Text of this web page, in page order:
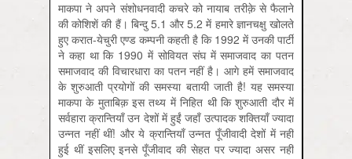
माकपा ने अपने संशोधनवादी कचरे को नायाब तरीक़े से फैलाने
की कोशिशें की हैं। बिन्दु 5.1 और 5.2 में हमारे ज्ञानचक्षु खोलते
हुए करात-येचुरी एण्ड कम्पनी कहती है कि 1992 में उनकी पार्टी
ने कहा था कि 1990 में सोवियत संघ में समाजवाद का पतन
समाजवाद की विचारधारा का पतन नहीं है। आगे हमें समाजवाद
के शुरुआती प्रयोगों की समस्या बतायी जाती है! यह समस्या
माकपा के मुताबिक़ इस तथ्य में निहित थी कि शुरुआती दौर में
सर्वहारा क्रान्तियाँ उन देशों में हुईं जहाँ उत्पादक शक्तियाँ ज्यादा
उन्नत नहीं थीं! और ये क्रान्तियाँ उन्नत पूँजीवादी देशों में नहीं
हुई थीं इसलिए इनसे पूँजीवाद की सेहत पर ज्यादा असर नहीं